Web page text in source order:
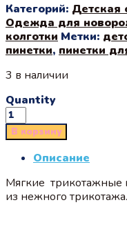
Категорий: Детская
Одежда для
колготки Метки:
пинетки, пинетки
3 в наличии
Quantity
В корзину
Описание
Мягкие трикотажные
из нежного трикотажа.